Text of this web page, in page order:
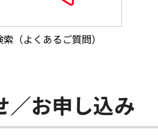
（よくあるご質問）
／お申し込み